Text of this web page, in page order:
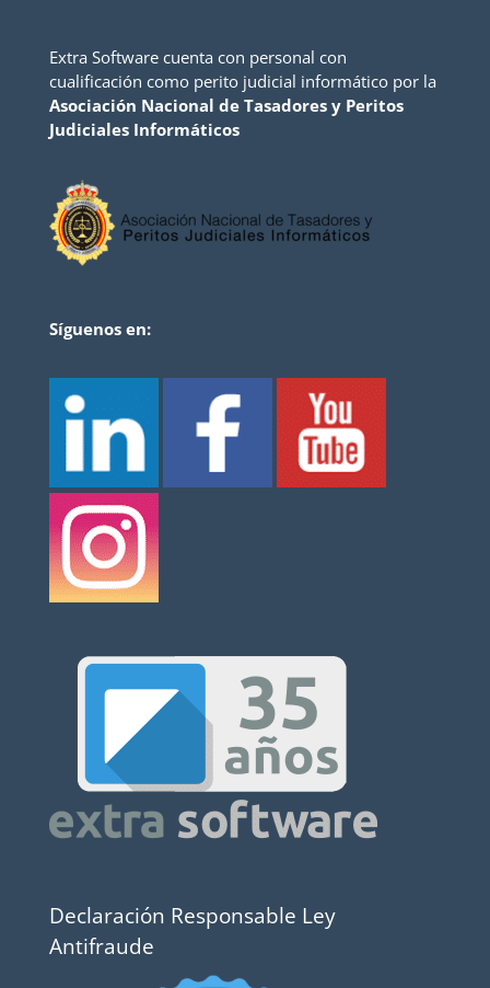
Extra Software cuenta con personal con
cualificación como perito judicial informático por la
Asociación Nacional de Tasadores y Peritos
Judiciales Informáticos
Síguenos en:
Declaración Responsable Ley
Antifraude